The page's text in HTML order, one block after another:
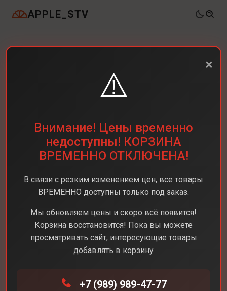
APPLE_STV
Смартфоны Samsung Galaxy S25
×
⚠️
Внимание! Цены временно
недоступны! КОРЗИНА
ВРЕМЕННО ОТКЛЮЧЕНА!
В связи с резким изменением цен, все товары
ВРЕМЕННО доступны только под заказ.
Мы обновляем цены и скоро всё появится!
Корзина восстановится! Пока вы можете
просматривать сайт, интересующие товары
добавлять в корзину
+7 (989) 989-47-77